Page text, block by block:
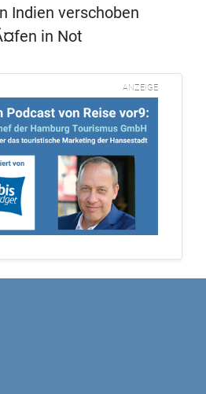
Indien verschoben
in Not
ANZEIGE